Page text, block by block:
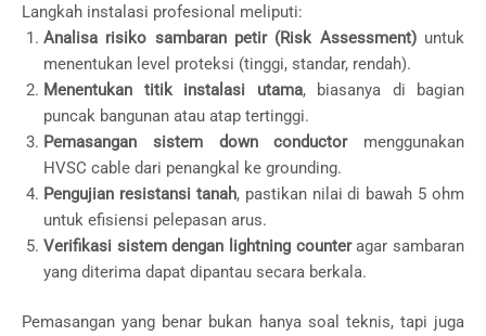
Langkah instalasi profesional meliputi:
Analisa risiko sambaran petir (Risk Assessment)untuk
menentukan level proteksi (tinggi, standar, rendah).
Menentukan titik instalasi utama, biasanya di bagian
puncak bangunan atau atap tertinggi.
Pemasangan sistem down conductormenggunakan
HVSC cable dari penangkal ke grounding.
Pengujian resistansi tanah, pastikan nilai di bawah 5 ohm
untuk efisiensi pelepasan arus.
Verifikasi sistem dengan lightning counteragar sambaran
yang diterima dapat dipantau secara berkala.
Pemasangan yang benar bukan hanya soal teknis, tapi juga